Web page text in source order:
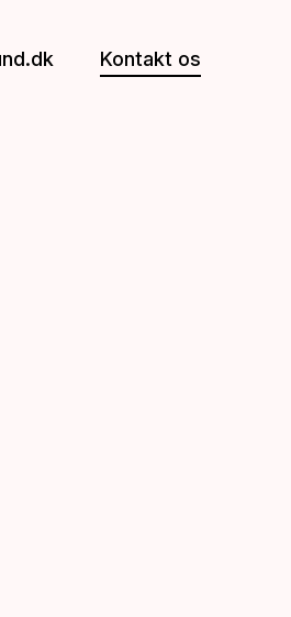
Kontakt os